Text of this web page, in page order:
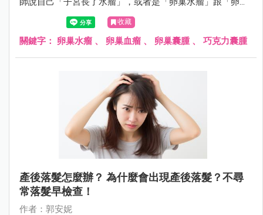
血瘤」分不清楚，女性朋友應該要認識什麼是卵巢囊腫。
收藏
關鍵字： 卵巢水瘤 、 卵巢血瘤 、 卵巢囊腫、 巧克力囊腫
產後落髮怎麼辦？ 為什麼會出現產後落髮？不尋
常落髮早檢查！
作者：郭安妮